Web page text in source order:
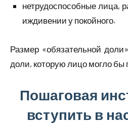
нетрудоспособные лица,
иждивении у покойного.
Размер «обязательной
доли, которую лицо могло бы
Пошаговая
вступить в